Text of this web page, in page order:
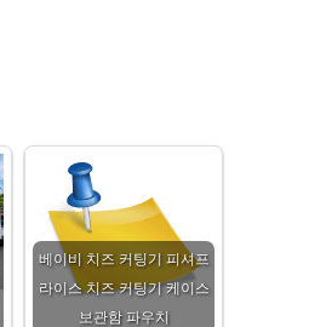
베이비 치즈 커팅기 피셔프
라이스 치즈 커팅기 케이스
보관함 파우치